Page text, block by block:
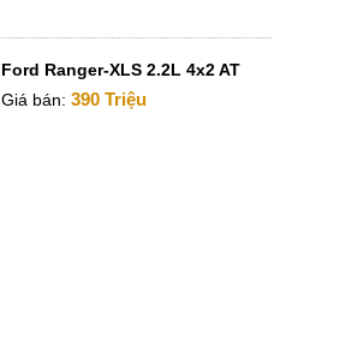
Ford Ranger-XLS 2.2L 4x2 AT
Giá bán: 390 Triệu